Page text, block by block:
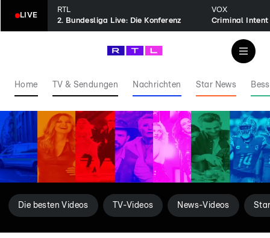
LIVE
RTL
2. Bundesliga Live: Die Konferenz
VOX
Home TV & Sendungen Nachrichten Star News
Die besten Videos TV-Videos News-Videos